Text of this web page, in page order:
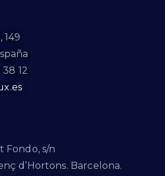
149
38 12
Fondo, s/n
d’Hortons. Barcelona.